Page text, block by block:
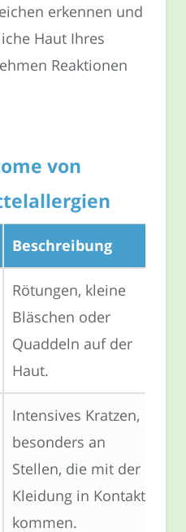
erkennen und
Haut Ihres
Reaktionen
von
Beschreibung
Rötungen, kleine
Bläschen oder
Quaddeln auf der
Haut.
Intensives Kratzen,
besonders an
Stellen, die mit der
Kleidung in Kontakt
kommen.